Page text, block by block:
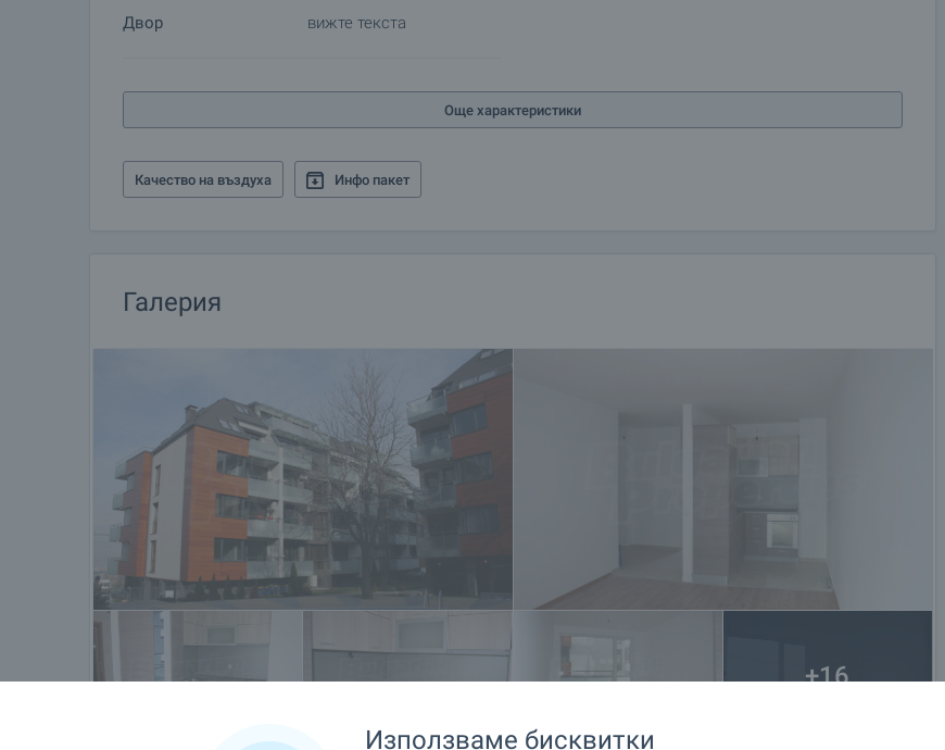
Двор вижте текста
Още характеристики
Качество на въздуха Инфо пакет
Галерия
+16
Използваме бисквитки